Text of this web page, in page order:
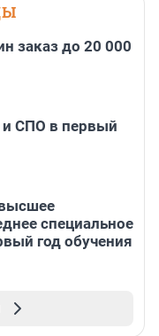
заказ до 20 000
и СПО в первый
специальное
год обучения